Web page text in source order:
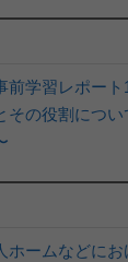
学習レポート1
その役割につい
ホームなどに